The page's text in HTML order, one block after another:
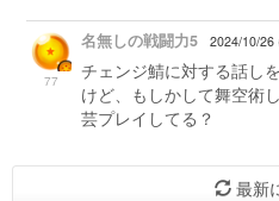
77
名無しの戦闘力5 2024/10/26
チェンジ鯖に対する話し
けど、もしかして舞空術
芸プレイしてる？
最新